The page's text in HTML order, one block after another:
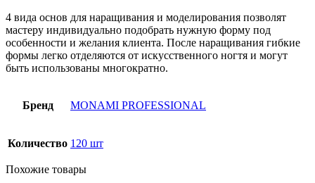
4 вида основ для наращивания и моделирования позволят
мастеру индивидуально подобрать нужную форму под
особенности и желания клиента. После наращивания гибкие
формы легко отделяются от искусственного ногтя и могут
быть использованы многократно.
Бренд MONAMI PROFESSIONAL
Количество 120 шт
Похожие товары